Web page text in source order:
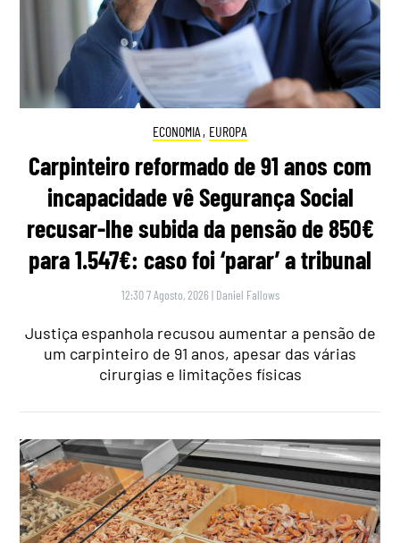
ECONOMIA , EUROPA
Carpinteiro reformado de 91 anos com
incapacidade vê Segurança Social
recusar-lhe subida da pensão de 850€
para 1.547€: caso foi ‘parar’ a tribunal
12:30 7 Agosto, 2026 | Daniel Fallows
Justiça espanhola recusou aumentar a pensão de
um carpinteiro de 91 anos, apesar das várias
cirurgias e limitações físicas